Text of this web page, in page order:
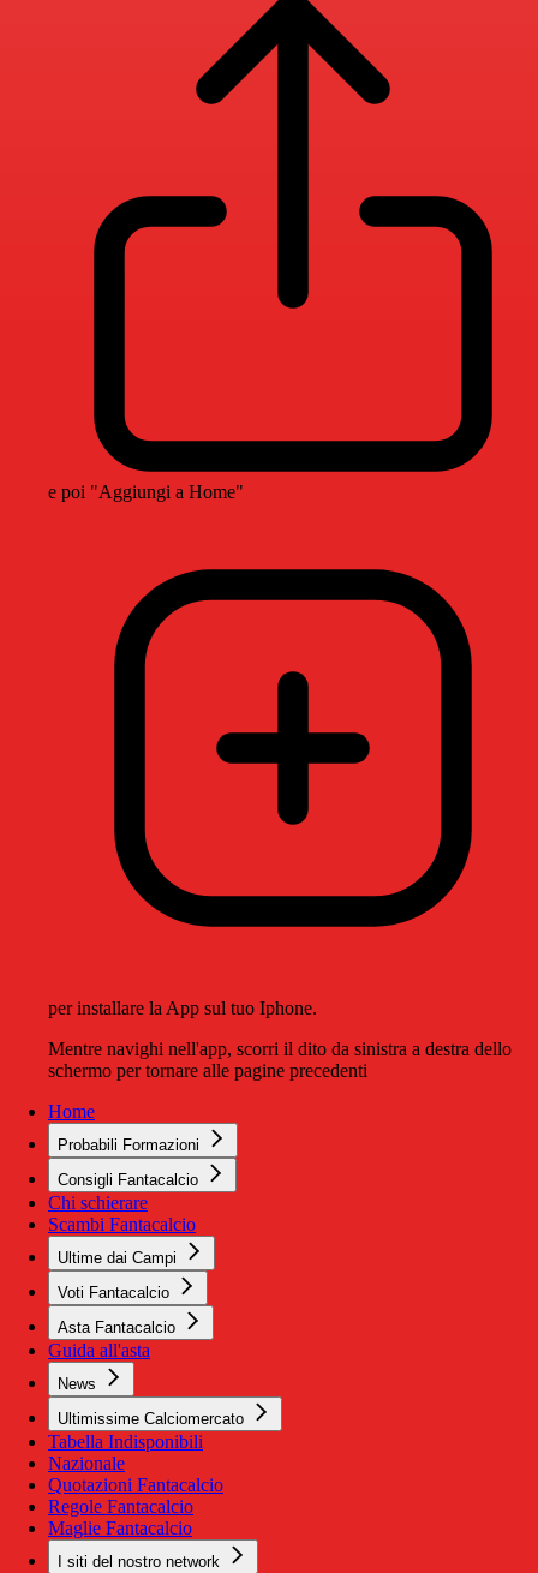
e poi "Aggiungi a Home"
per installare la App sul tuo Iphone.
Mentre navighi nell'app, scorri il dito da sinistra a destra dello
schermo per tornare alle pagine precedenti
Home
Probabili Formazioni
Consigli Fantacalcio
Chi schierare
Scambi Fantacalcio
Ultime dai Campi
Voti Fantacalcio
Asta Fantacalcio
Guida all'asta
News
Ultimissime Calciomercato
Tabella Indisponibili
Nazionale
Quotazioni Fantacalcio
Regole Fantacalcio
Maglie Fantacalcio
I siti del nostro network